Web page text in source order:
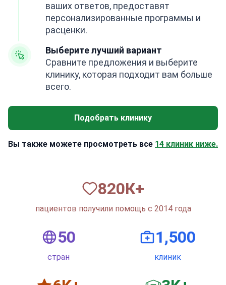
ваших ответов, предоставят
персонализированные программы и
расценки.
Выберите лучший вариант
Сравните предложения и выберите
клинику, которая подходит вам больше
всего.
Подобрать клинику
Вы также можете просмотреть все 14 клиник ниже.
820К+
пациентов получили помощь с 2014 года
50
стран
1,500
клиник